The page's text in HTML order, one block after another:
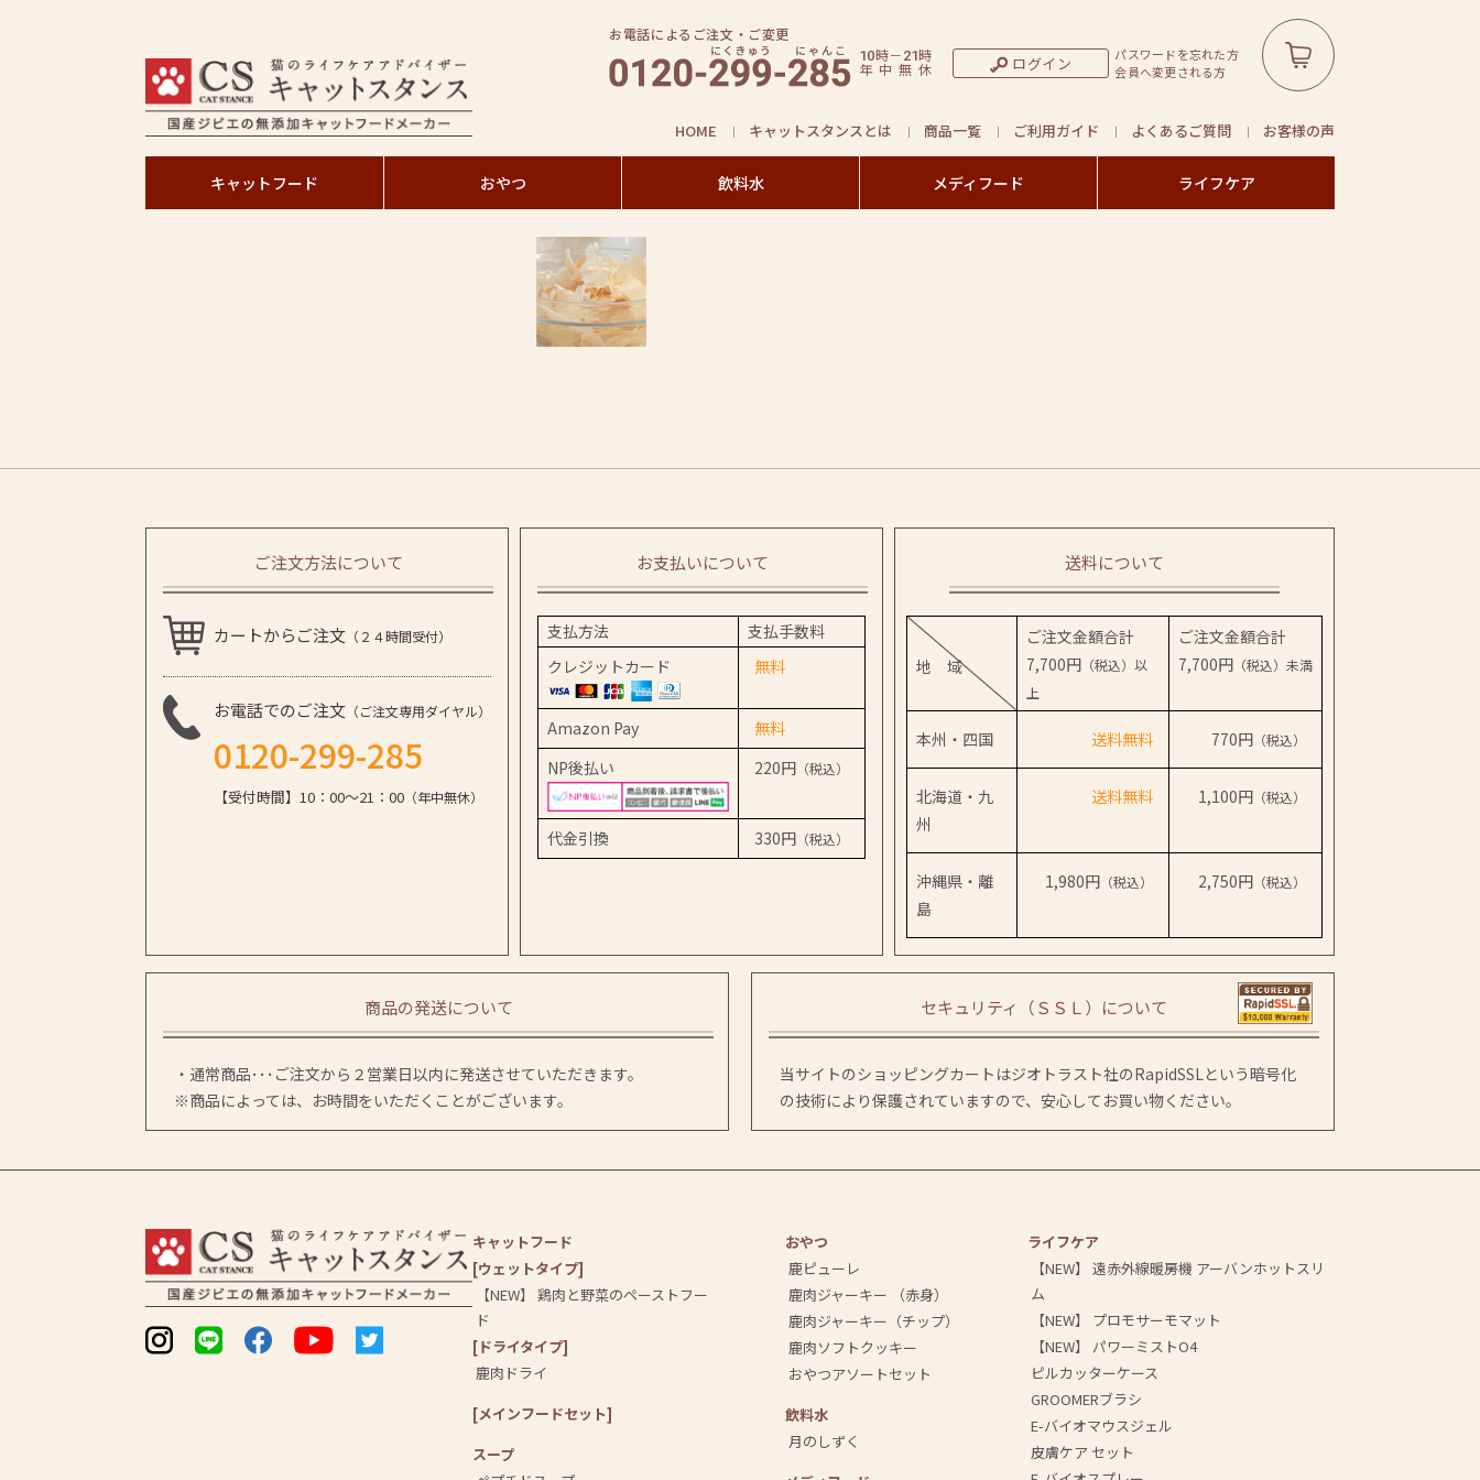
お電話によるご注文・ご変更
10時－ 21時
年 中 無 休 ログイン
パスワードを忘れた方
会員へ変更される方
HOME キャットスタンスとは 商品一覧 ご利用ガイド よくあるご質問 お客様の声
キャットフード おやつ 飲料水 メディフード ライフケア
ご注文方法について
カートからご注文 （２４時間受付）
お電話でのご注文 （ご注文専用ダイヤル）
0120-299-285
【受付時間】10：00～21：00 （年中無休）
お支払いについて
支払方法
支払手数料
クレジットカード
無料
Amazon Pay
無料
NP後払い
220円 （税込）
代金引換 330円 （税込）
送料について
地 域
ご注文金額合計
7,700円 （税込）以
上
ご注文金額合計
7,700円 （税込）未満
本州・四国 送料無料 770円 （税込）
北海道・九
州
送料無料 1,100円 （税込）
沖縄県・離
島
1,980円 （税込） 2,750円 （税込）
商品の発送について
・通常商品･･･ご注文から２営業日以内に発送させていただきます。
※商品によっては、お時間をいただくことがございます。
セキュリティ（ＳＳＬ）について
当サイトのショッピングカートはジオトラスト社のRapidSSLという暗号化
の技術により保護されていますので、安心してお買い物ください。
キャットフード
[ウェットタイプ]
【NEW】 鶏肉と野菜のペーストフー
ド
[ドライタイプ]
鹿肉ドライ
[メインフードセット]
スープ
おやつ
鹿ピューレ
鹿肉ジャーキー （赤身）
鹿肉ジャーキー（チップ）
鹿肉ソフトクッキー
おやつアソートセット
飲料⽔
月のしずく
ライフケア
【NEW】 遠赤外線暖房機 アーバンホットスリ
ム
【NEW】 プロモサーモマット
【NEW】 パワーミストO4
ピルカッターケース
GROOMERブラシ
E-バイオマウスジェル
皮膚ケア セット